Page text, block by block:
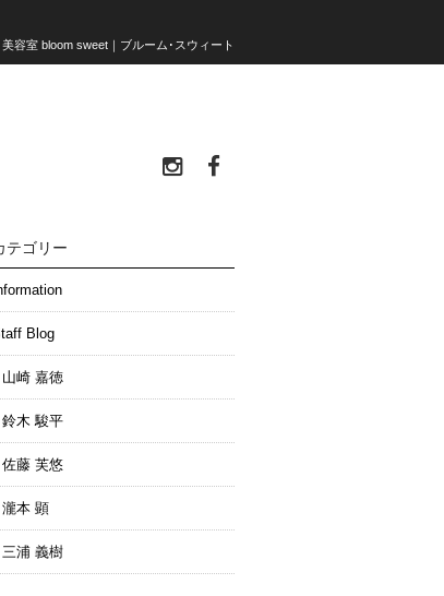
容室 bloom sweet｜ブルーム･スウィート
テゴリー
Blog
山崎 嘉徳
鈴木 駿平
佐藤 芙悠
瀧本 顕
三浦 義樹